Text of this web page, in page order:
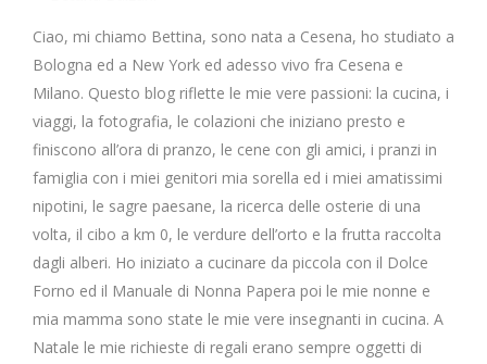
Ciao, mi chiamo Bettina, sono nata a Cesena, ho studiato a
Bologna ed a New York ed adesso vivo fra Cesena e
Milano. Questo blog riflette le mie vere passioni: la cucina, i
viaggi, la fotografia, le colazioni che iniziano presto e
finiscono all’ora di pranzo, le cene con gli amici, i pranzi in
famiglia con i miei genitori mia sorella ed i miei amatissimi
nipotini, le sagre paesane, la ricerca delle osterie di una
volta, il cibo a km 0, le verdure dell’orto e la frutta raccolta
dagli alberi. Ho iniziato a cucinare da piccola con il Dolce
Forno ed il Manuale di Nonna Papera poi le mie nonne e
mia mamma sono state le mie vere insegnanti in cucina. A
Natale le mie richieste di regali erano sempre oggetti di